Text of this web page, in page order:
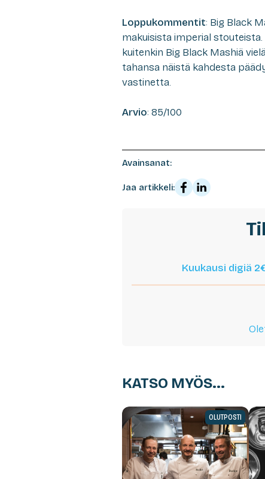
Loppukommentit: Big Black
makuisista imperial
kuitenkin Big Black Mashiä
tahansa näistä kahdesta
vastinetta.
Arvio: 85/100
Avainsanat:
Jaa artikkeli:
Kuukausi digiä
KATSO MYÖS...
OLUTPOSTI